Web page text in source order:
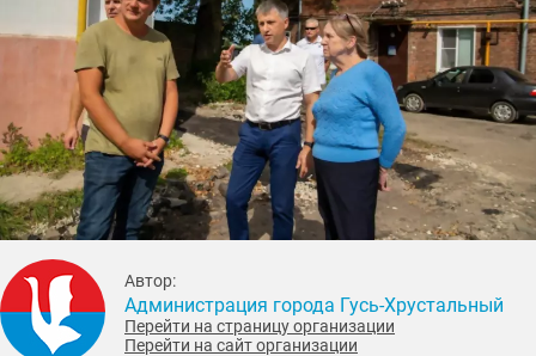
Автор:
Администрация города Гусь-Хрустальный
Перейти на страницу организации
Перейти на сайт организации